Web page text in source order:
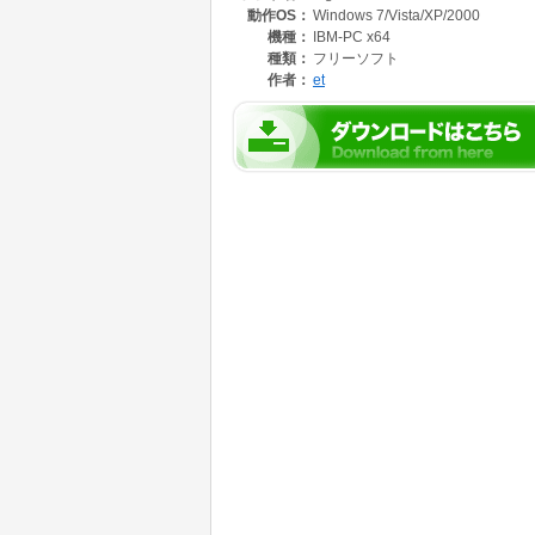
・時刻－高度・時刻－累積距離・時刻－速度
・トラックログなどから得られる各種データ
・緯度経度→住所変換モジュール内蔵で写真
動作OS： Windows 7/Vista/XP/2000
機種：
IBM-PC x64
種類： フリーソフト
作者： et